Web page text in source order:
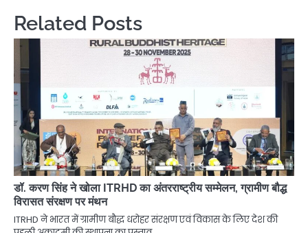
Related Posts
डॉ. करण सिंह ने खोला ITRHD का अंतरराष्ट्रीय सम्मेलन, ग्रामीण बौद्ध
विरासत संरक्षण पर मंथन
ITRHD ने भारत में ग्रामीण बौद्ध धरोहर संरक्षण एवं विकास के लिए देश की